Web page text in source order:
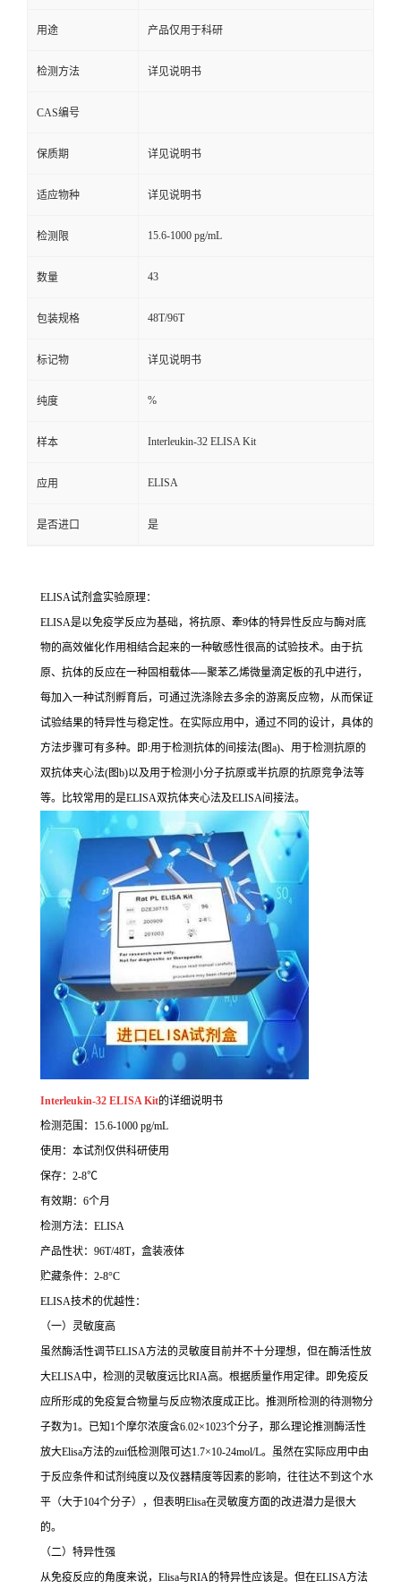
用途 产品仅用于科研
检测方法 详见说明书
CAS编号
保质期 详见说明书
适应物种 详见说明书
检测限 15.6-1000 pg/mL
数量 43
包装规格 48T/96T
标记物 详见说明书
纯度 %
样本 Interleukin-32 ELISA Kit
应用 ELISA
是否进口 是
ELISA试剂盒实验原理：
ELISA是以免疫学反应为基础，将抗原、牽9体的特异性反应与酶对底
物的高效催化作用相结合起来的一种敏感性很高的试验技术。由于抗
原、抗体的反应在一种固相载体──聚苯乙烯微量滴定板的孔中进行，
每加入一种试剂孵育后，可通过洗涤除去多余的游离反应物，从而保证
试验结果的特异性与稳定性。在实际应用中，通过不同的设计，具体的
方法步骤可有多种。即:用于检测抗体的间接法(图a)、用于检测抗原的
双抗体夹心法(图b)以及用于检测小分子抗原或半抗原的抗原竞争法等
等。比较常用的是ELISA双抗体夹心法及ELISA间接法。
Interleukin-32 ELISA Kit的详细说明书
检测范围：15.6-1000 pg/mL
使用：本试剂仅供科研使用
保存：2-8℃
有效期：6个月
检测方法：ELISA
产品性状：96T/48T，盒装液体
贮藏条件：2-8°C
ELISA技术的优越性：
（一）灵敏度高
虽然酶活性调节ELISA方法的灵敏度目前并不十分理想，但在酶活性放
大ELISA中，检测的灵敏度远比RIA高。根据质量作用定律。即免疫反
应所形成的免疫复合物量与反应物浓度成正比。推测所检测的待测物分
子数为1。已知1个摩尔浓度含6.02×1023个分子，那么理论推测酶活性
放大Elisa方法的zui低检测限可达1.7×10-24mol/L。虽然在实际应用中由
于反应条件和试剂纯度以及仪器精度等因素的影响，往往达不到这个水
平（大于104个分子），但表明Elisa在灵敏度方面的改进潜力是很大
的。
（二）特异性强
从免疫反应的角度来说，Elisa与RIA的特异性应该是。但在ELISA方法